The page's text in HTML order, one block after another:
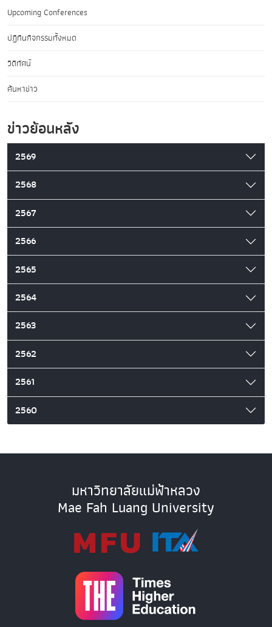
Upcoming Conferences
ปฏิทินกิจกรรมทั้งหมด
วิดีทัศน์
ค้นหาข่าว
ข่าวย้อนหลัง
2569
2568
2567
2566
2565
2564
2563
2562
2561
2560
มหาวิทยาลัยแม่ฟ้าหลวง
Mae Fah Luang University